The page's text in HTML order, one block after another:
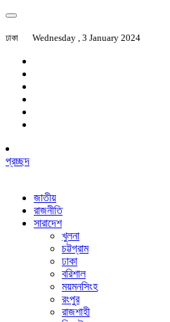
ঢাকা Wednesday , 3 January 2024
প্রচ্ছদ
জাতীয়
রাজনীতি
সারাদেশ
খুলনা
চট্টগ্রাম
ঢাকা
বরিশাল
ময়মনসিংহ
রংপুর
রাজশাহী